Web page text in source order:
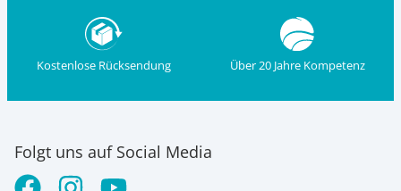
Kostenlose Rücksendung Über 20 Jahre Kompetenz
Folgt uns auf Social Media